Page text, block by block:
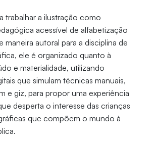
trabalhar a ilustração como
acessível de alfabetização
maneira autoral para a disciplina de
ele é organizado quanto à
e materialidade, utilizando
que simulam técnicas manuais,
e giz, para propor uma experiência
desperta o interesse das crianças
que compõem o mundo à